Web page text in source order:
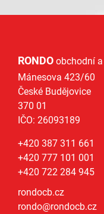
RONDO obchodní
Mánesova 423/60
České Budějovice
370 01
IČO: 26093189
+420 387 311 661
+420 777 101 001
+420 722 284 945
rondocb.cz
rondo@rondocb.cz